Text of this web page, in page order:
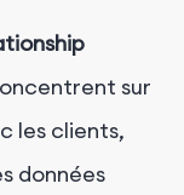
sur
les clients,
données